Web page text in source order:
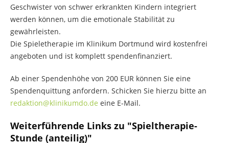
Geschwister von schwer erkrankten Kindern integriert
werden können, um die emotionale Stabilität zu
gewährleisten.
Die Spieletherapie im Klinikum Dortmund wird kostenfrei
angeboten und ist komplett spendenfinanziert.
Ab einer Spendenhöhe von 200 EUR können Sie eine
Spendenquittung anfordern. Schicken Sie hierzu bitte an
redaktion@klinikumdo.de eine E-Mail.
Weiterführende Links zu "Spieltherapie-
Stunde (anteilig)"